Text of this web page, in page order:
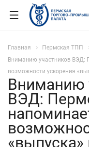
Главная Пермская ТПП
Вниманию участников ВЭД:
возможности ускорения
Вниманию
ВЭД: